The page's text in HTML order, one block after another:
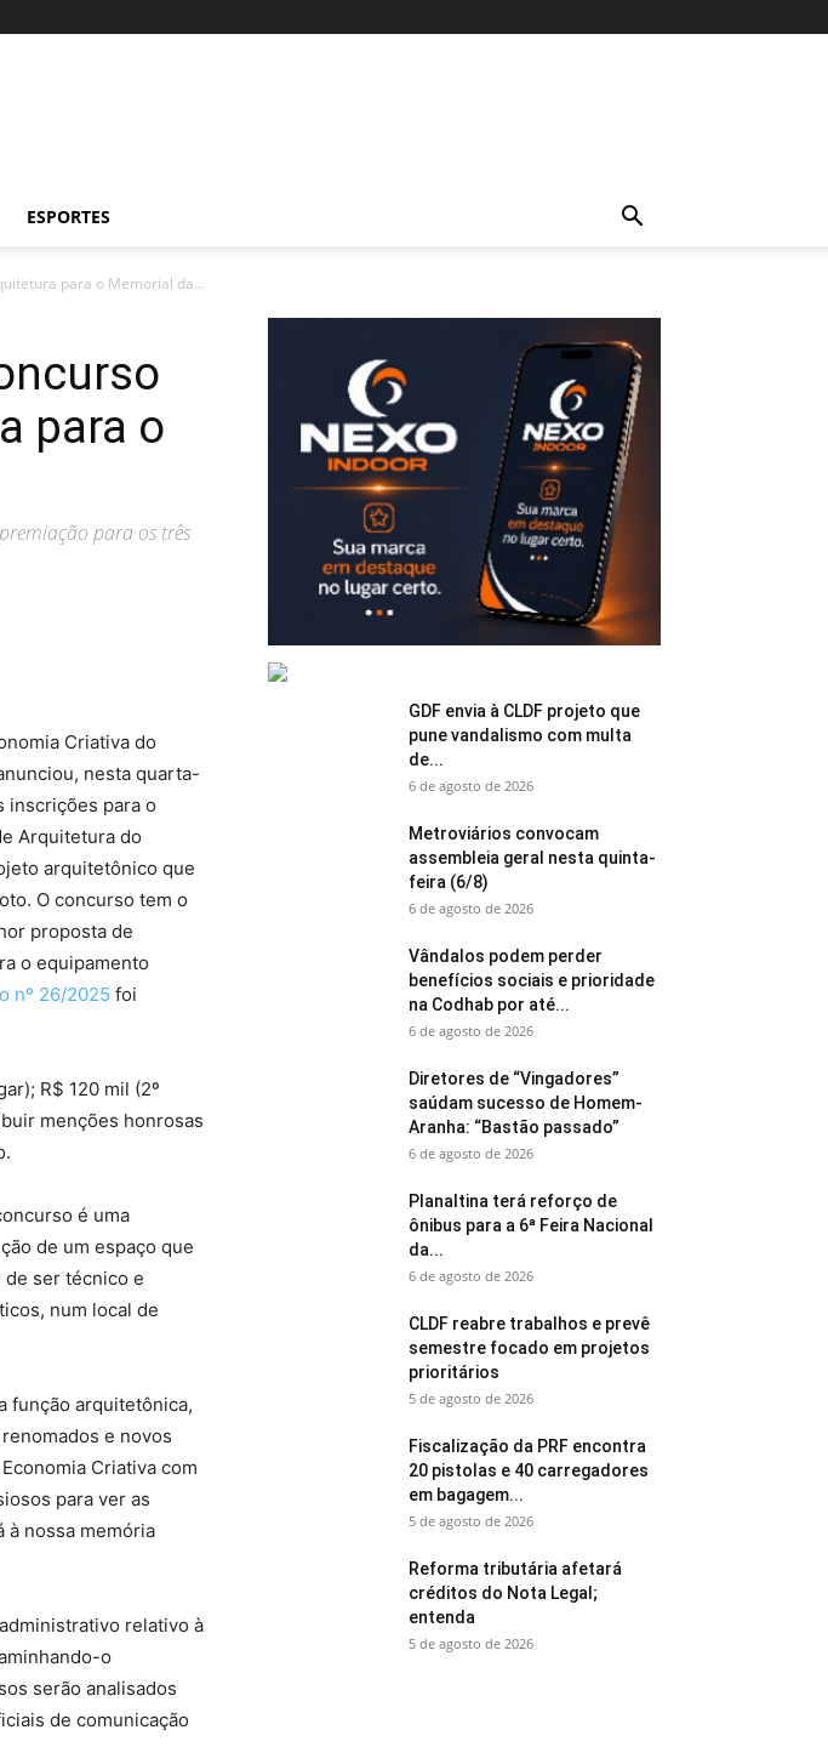
ESPORTES
para o Memorial da...
para o
para os três
Criativa do
nesta quarta-
inscrições para o
Arquitetura do
arquitetônico que
O concurso tem o
proposta de
o equipamento
nº 26/2025 foi
R$ 120 mil (2º
menções honrosas
é uma
de um espaço que
de ser técnico e
num local de
função arquitetônica,
e novos
Criativa com
para ver as
à nossa memória
relativo à
o
serão analisados
de comunicação
GDF envia à CLDF projeto que
pune vandalismo com multa
de...
6 de agosto de 2026
Metroviários convocam
assembleia geral nesta quinta-
feira (6/8)
6 de agosto de 2026
Vândalos podem perder
benefícios sociais e prioridade
na Codhab por até...
6 de agosto de 2026
Diretores de “Vingadores”
saúdam sucesso de Homem-
Aranha: “Bastão passado”
6 de agosto de 2026
Planaltina terá reforço de
ônibus para a 6ª Feira Nacional
da...
6 de agosto de 2026
CLDF reabre trabalhos e prevê
semestre focado em projetos
prioritários
5 de agosto de 2026
Fiscalização da PRF encontra
20 pistolas e 40 carregadores
em bagagem...
5 de agosto de 2026
Reforma tributária afetará
créditos do Nota Legal;
entenda
5 de agosto de 2026